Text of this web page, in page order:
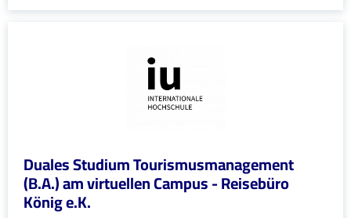
Duales Studium Tourismusmanagement
(B.A.) am virtuellen Campus - Reisebüro
König e.K.